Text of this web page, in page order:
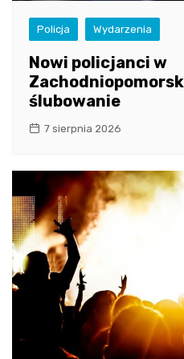
Policja Wydarzenia
Nowi policjanci w
ślubowanie
7 sierpnia 2026